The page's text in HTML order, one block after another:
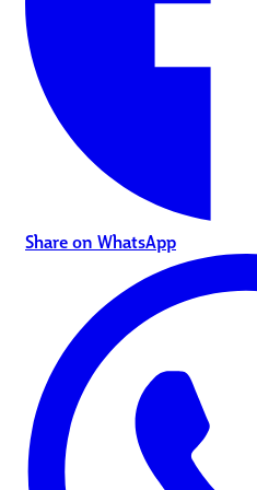
Share on WhatsApp